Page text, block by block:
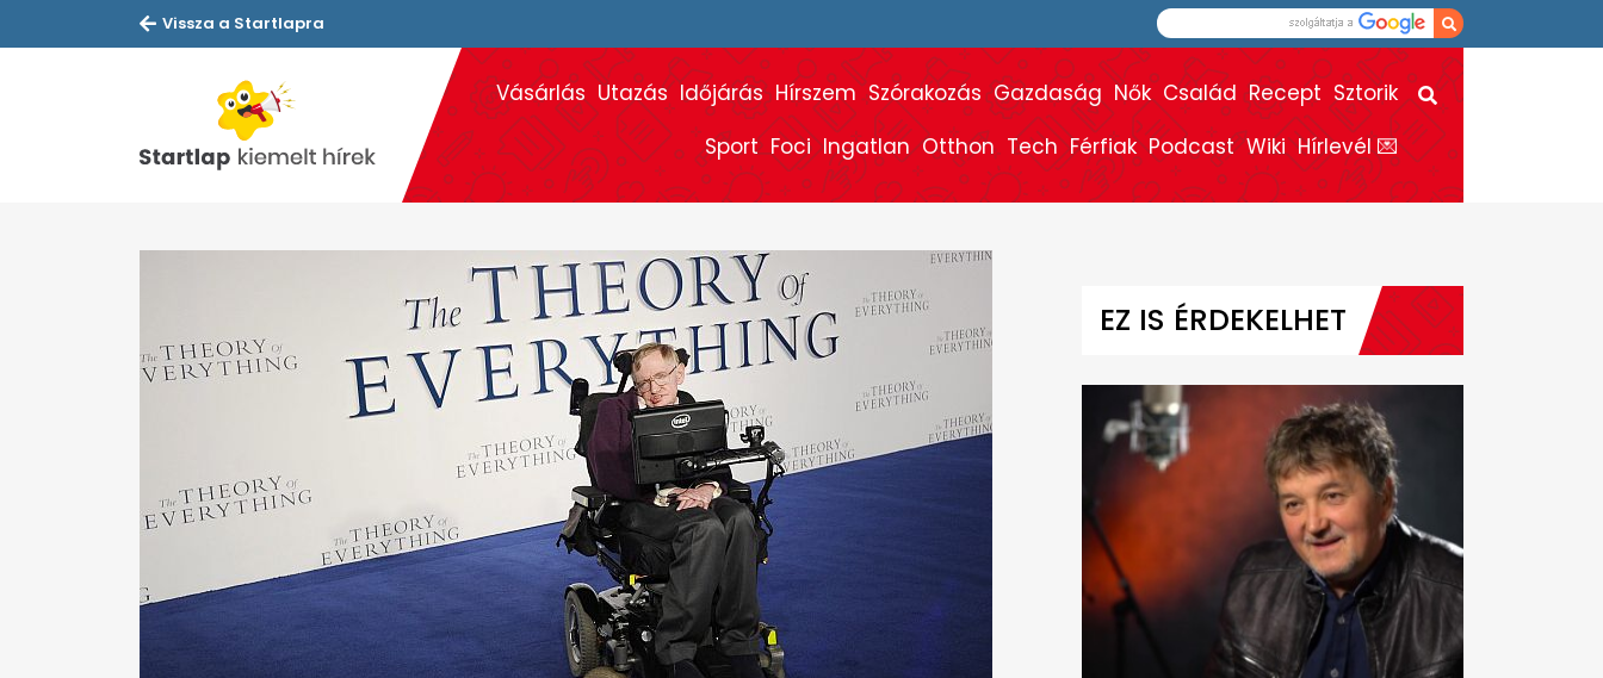
Vissza a Startlapra
Vásárlás Utazás Időjárás Hírszem Szórakozás Gazdaság Nők Család Recept Sztorik
Sport Foci Ingatlan Otthon Tech Férfiak Podcast Wiki Hírlevél 💌
EZ IS ÉRDEKELHET